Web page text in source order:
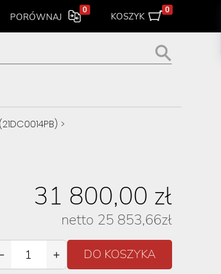
PORÓWNAJ
0
KOSZYK
0
>
31 800,00 zł
netto 25 853,66zł
+